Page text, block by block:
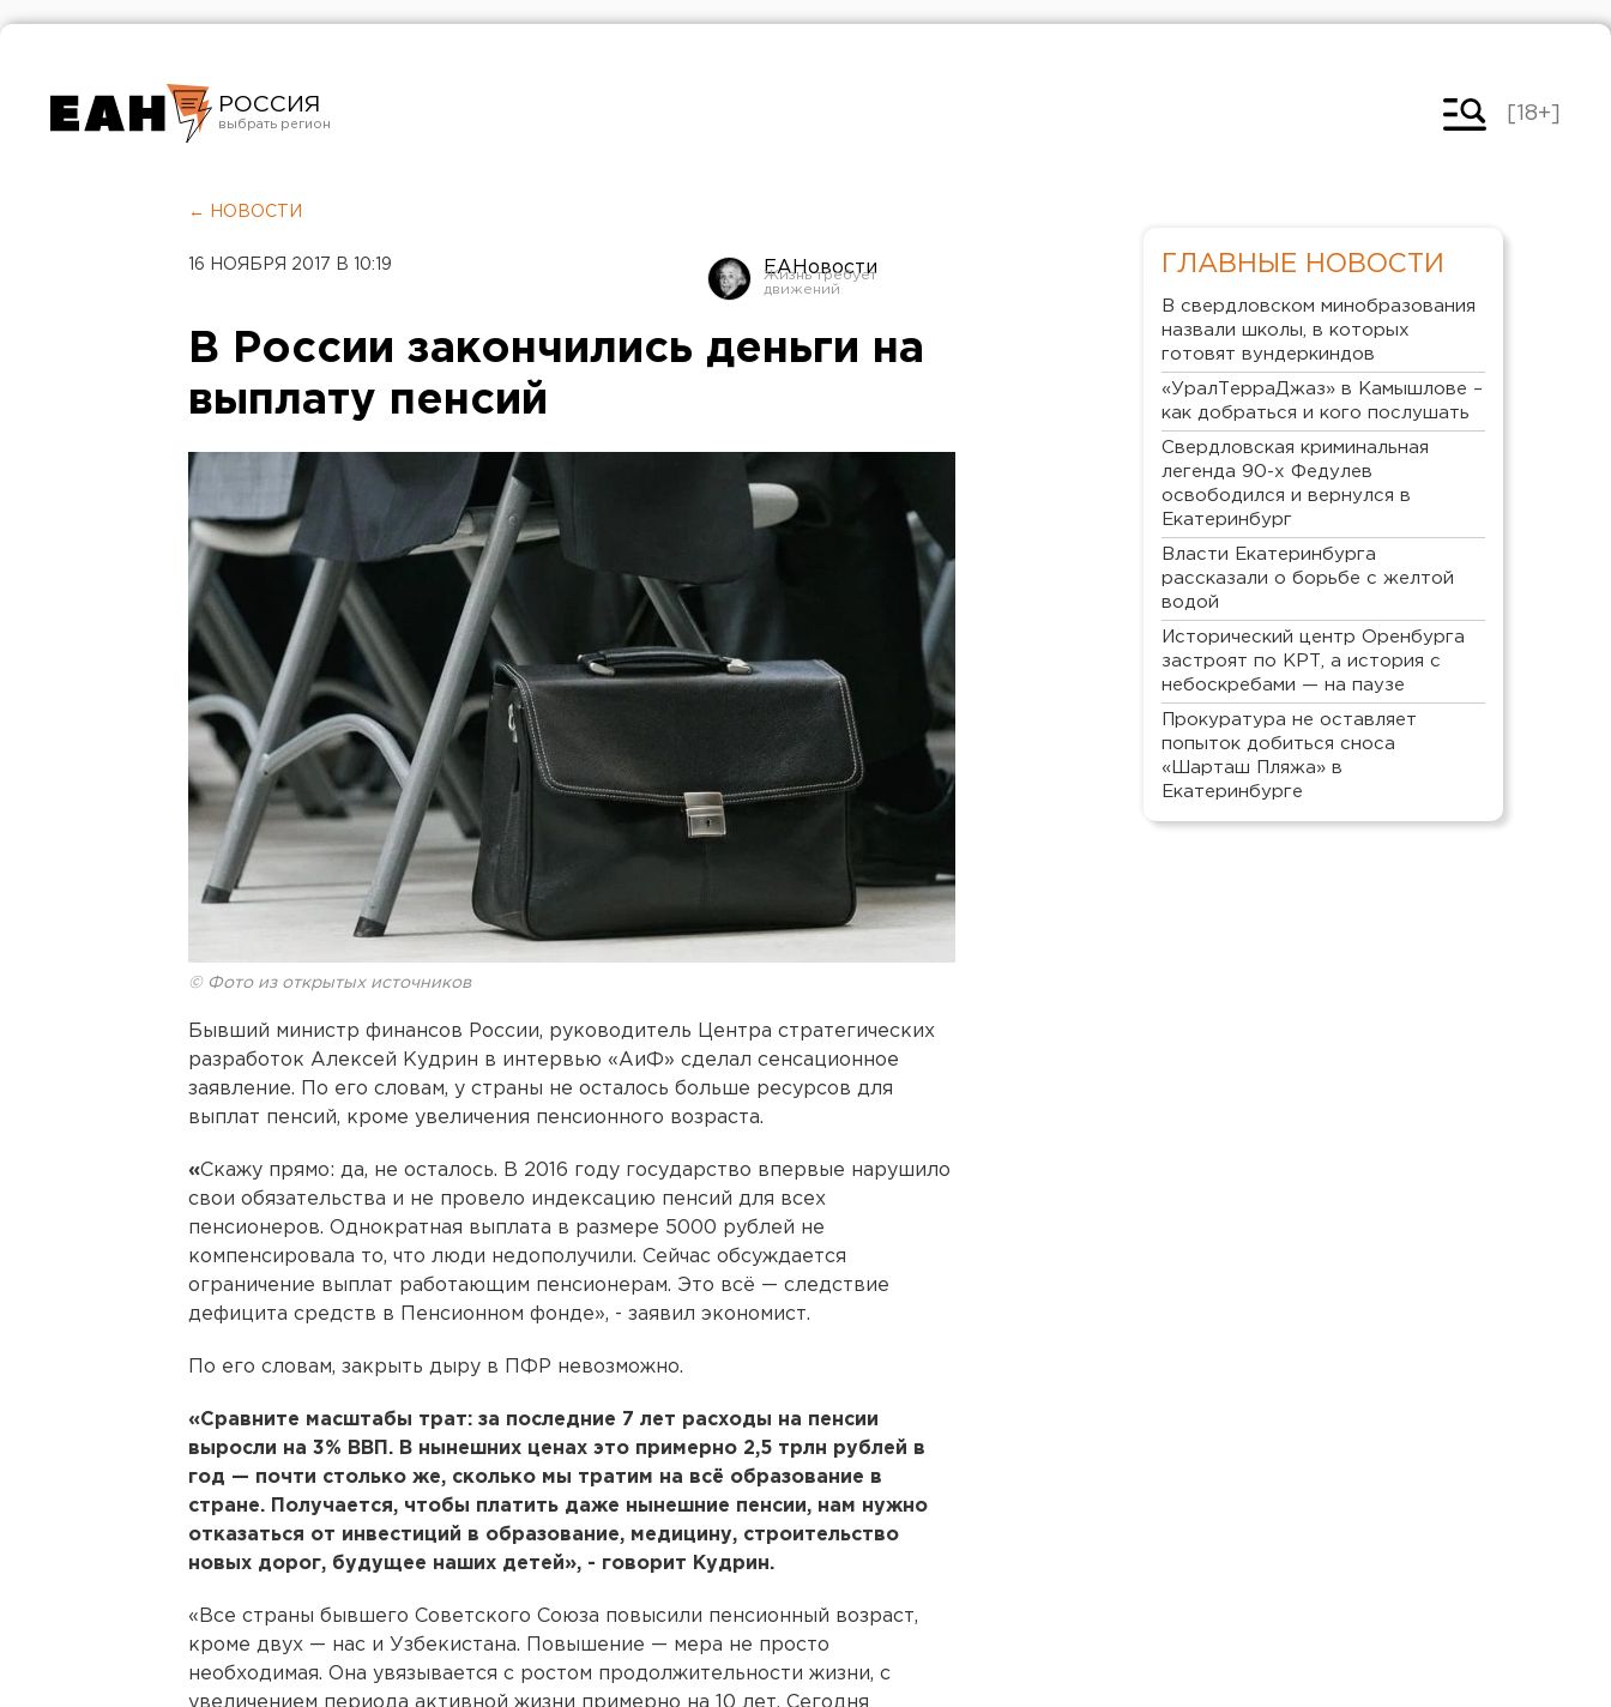
РОССИЯ
Челябинск
[18+]
← НОВОСТИ
16 НОЯБРЯ 2017 В 10:19 ЕАНовости
В России закончились деньги на
выплату пенсий
© Фото из открытых источников
Бывший министр финансов России, руководитель Центра стратегических
разработок Алексей Кудрин в интервью «АиФ» сделал сенсационное
заявление. По его словам, у страны не осталось больше ресурсов для
выплат пенсий, кроме увеличения пенсионного возраста.
«Скажу прямо: да, не осталось. В 2016 году государство впервые нарушило
свои обязательства и не провело индексацию пенсий для всех
пенсионеров. Однократная выплата в размере 5000 рублей не
компенсировала то, что люди недополучили. Сейчас обсуждается
ограничение выплат работающим пенсионерам. Это всё — следствие
дефицита средств в Пенсионном фонде», - заявил экономист.
По его словам, закрыть дыру в ПФР невозможно.
«Сравните масштабы трат: за последние 7 лет расходы на пенсии
выросли на 3% ВВП. В нынешних ценах это примерно 2,5 трлн рублей в
год — почти столько же, сколько мы тратим на всё образование в
стране. Получается, чтобы платить даже нынешние пенсии, нам нужно
отказаться от инвестиций в образование, медицину, строительство
новых дорог, будущее наших детей», - говорит Кудрин.
«Все страны бывшего Советского Союза повысили пенсионный возраст,
кроме двух — нас и Узбекистана. Повышение — мера не просто
необходимая. Она увязывается с ростом продолжительности жизни, с
увеличением периода активной жизни примерно на 10 лет. Сегодня
ГЛАВНЫЕ НОВОСТИ
В свердловском минобразования
назвали школы, в которых
готовят вундеркиндов
«УралТерраДжаз» в Камышлове –
как добраться и кого послушать
Свердловская криминальная
легенда 90-х Федулев
освободился и вернулся в
Екатеринбург
Власти Екатеринбурга
рассказали о борьбе с желтой
водой
Исторический центр Оренбурга
застроят по КРТ, а история с
небоскребами — на паузе
Прокуратура не оставляет
попыток добиться сноса
«Шарташ Пляжа» в
Екатеринбурге